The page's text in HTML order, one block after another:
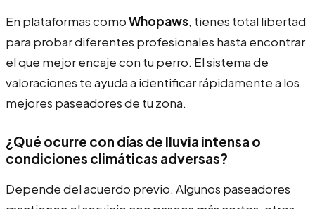
En plataformas comoWhopaws, tienes total libertad
para probar diferentes profesionales hasta encontrar
el que mejor encaje con tu perro. El sistema de
valoraciones te ayuda a identificar rápidamente a los
mejores paseadores de tu zona.
¿Qué ocurre con días de lluvia intensa o
condiciones climáticas adversas?
Depende del acuerdo previo. Algunos paseadores